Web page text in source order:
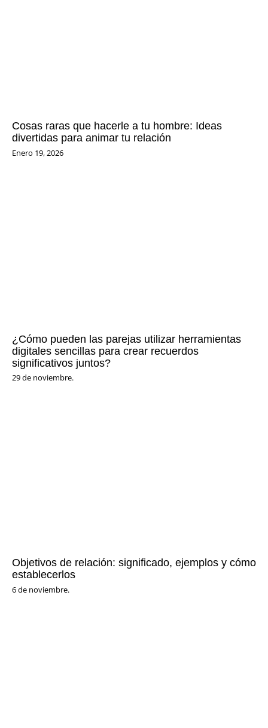
Cosas raras que hacerle a tu hombre: Ideas
divertidas para animar tu relación
Enero 19, 2026
¿Cómo pueden las parejas utilizar herramientas
digitales sencillas para crear recuerdos
significativos juntos?
29 de noviembre.
Objetivos de relación: significado, ejemplos y cómo
establecerlos
6 de noviembre.